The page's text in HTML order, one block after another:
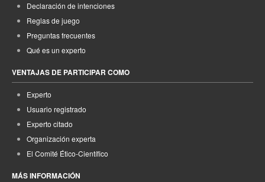
Declaración de intenciones
Reglas de juego
Preguntas frecuentes
Qué es un experto
VENTAJAS DE PARTICIPAR COMO
Experto
Usuario registrado
Experto citado
Organización experta
El Comité Ético-Científico
MÁS INFORMACIÓN